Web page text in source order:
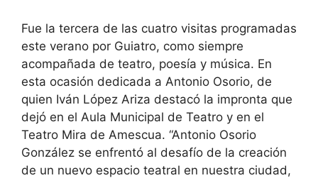
Fue la tercera de las cuatro visitas programadas
este verano por Guiatro, como siempre
acompañada de teatro, poesía y música. En
esta ocasión dedicada a Antonio Osorio, de
quien Iván López Ariza destacó la impronta que
dejó en el Aula Municipal de Teatro y en el
Teatro Mira de Amescua. “Antonio Osorio
González se enfrentó al desafío de la creación
de un nuevo espacio teatral en nuestra ciudad,